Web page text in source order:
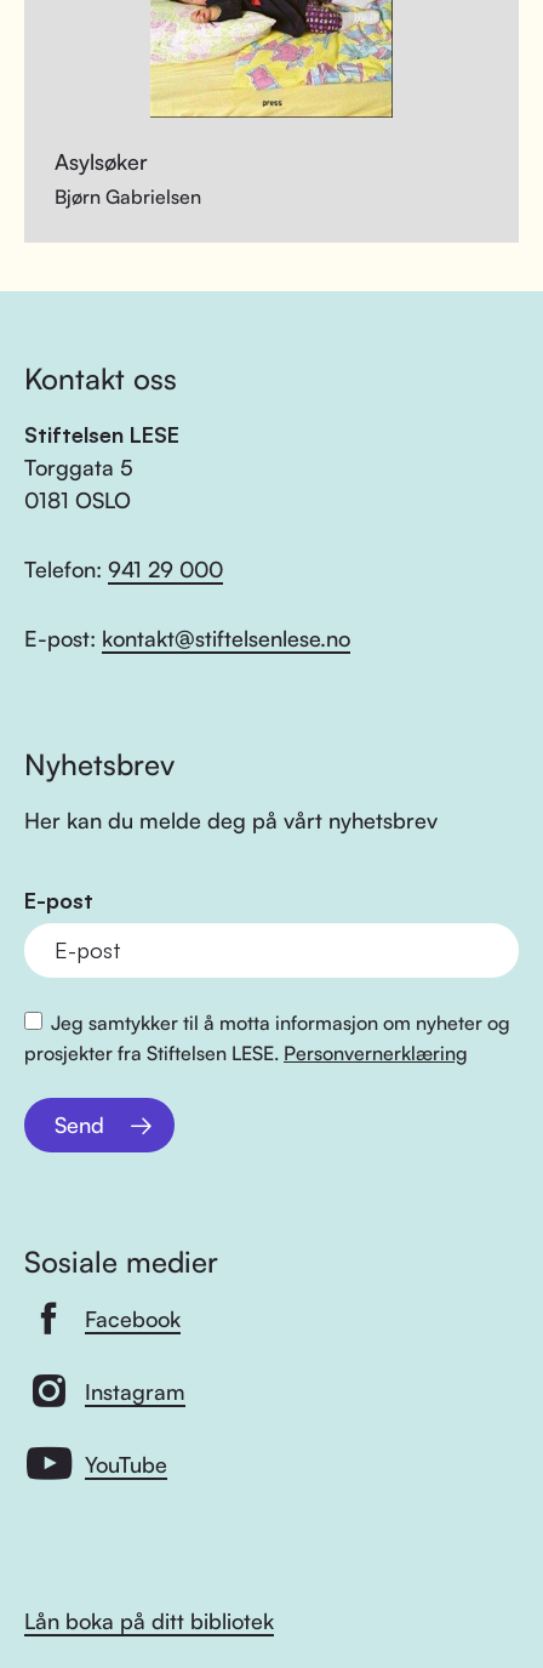
Asylsøker
Bjørn Gabrielsen
Kontakt oss
Stiftelsen LESE
Torggata 5
0181 OSLO
Telefon: 941 29 000
E-post: kontakt@stiftelsenlese.no
Nyhetsbrev
Her kan du melde deg på vårt nyhetsbrev
E-post
Jeg samtykker til å motta informasjon om nyheter og
prosjekter fra Stiftelsen LESE. Personvernerklæring
Send
Sosiale medier
Facebook
Instagram
YouTube
Lån boka på ditt bibliotek